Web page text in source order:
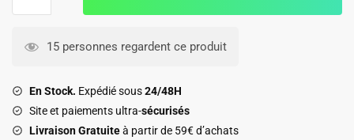
Manchester
2025
2026
15 personnes regardent ce produit
En Stock. Expédié sous24/48H
Site et paiements ultra-sécurisés
Livraison Gratuiteà partir de 59€ d’achats